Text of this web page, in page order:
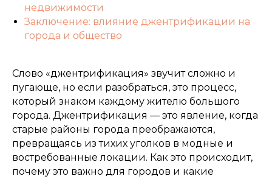
недвижимости
Заключение: влияние джентрификации на
города и общество
Слово «джентрификация» звучит сложно и
пугающе, но если разобраться, это процесс,
который знаком каждому жителю большого
города. Джентрификация — это явление, когда
старые районы города преображаются,
превращаясь из тихих уголков в модные и
востребованные локации. Как это происходит,
почему это важно для городов и какие